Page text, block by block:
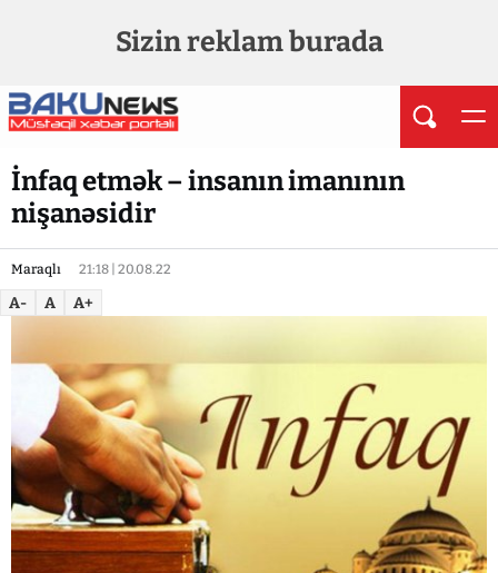
Sizin reklam burada
İnfaq etmək – insanın imanının
nişanəsidir
Maraqlı 21:18 | 20.08.22
A- A A+